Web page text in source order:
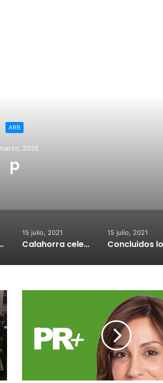
ARB
2025
p
la adquisión de medidores de CO2
15 julio, 2021
Calahorra celebrará el Croquetur II
15 julio, 2021